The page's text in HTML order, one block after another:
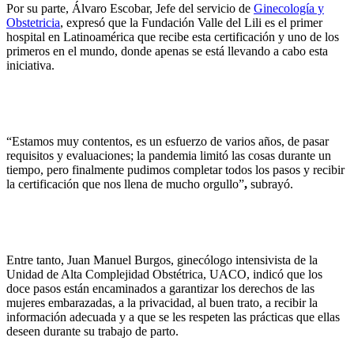
Por su parte, Álvaro Escobar, Jefe del servicio de Ginecología y
Obstetricia, expresó que la Fundación Valle del Lili es el primer
hospital en Latinoamérica que recibe esta certificación y uno de los
primeros en el mundo, donde apenas se está llevando a cabo esta
iniciativa.
“Estamos muy contentos, es un esfuerzo de varios años, de pasar
requisitos y evaluaciones; la pandemia limitó las cosas durante un
tiempo, pero finalmente pudimos completar todos los pasos y recibir
la certificación que nos llena de mucho orgullo”, subrayó.
Entre tanto, Juan Manuel Burgos, ginecólogo intensivista de la
Unidad de Alta Complejidad Obstétrica, UACO, indicó que los
doce pasos están encaminados a garantizar los derechos de las
mujeres embarazadas, a la privacidad, al buen trato, a recibir la
información adecuada y a que se les respeten las prácticas que ellas
deseen durante su trabajo de parto.